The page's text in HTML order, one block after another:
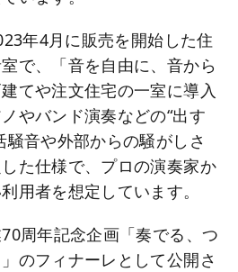
年4月に販売を開始した住
で、「音を自由に、音から
てや注文住宅の一室に導入
やバンド演奏などの“出す
騒音や外部からの騒がしさ
た仕様で、プロの演奏家か
用者を想定しています。
周年記念企画「奏でる、つ
のフィナーレとして公開さ